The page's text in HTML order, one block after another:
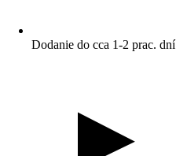
Dodanie do cca 1-2 prac. dní